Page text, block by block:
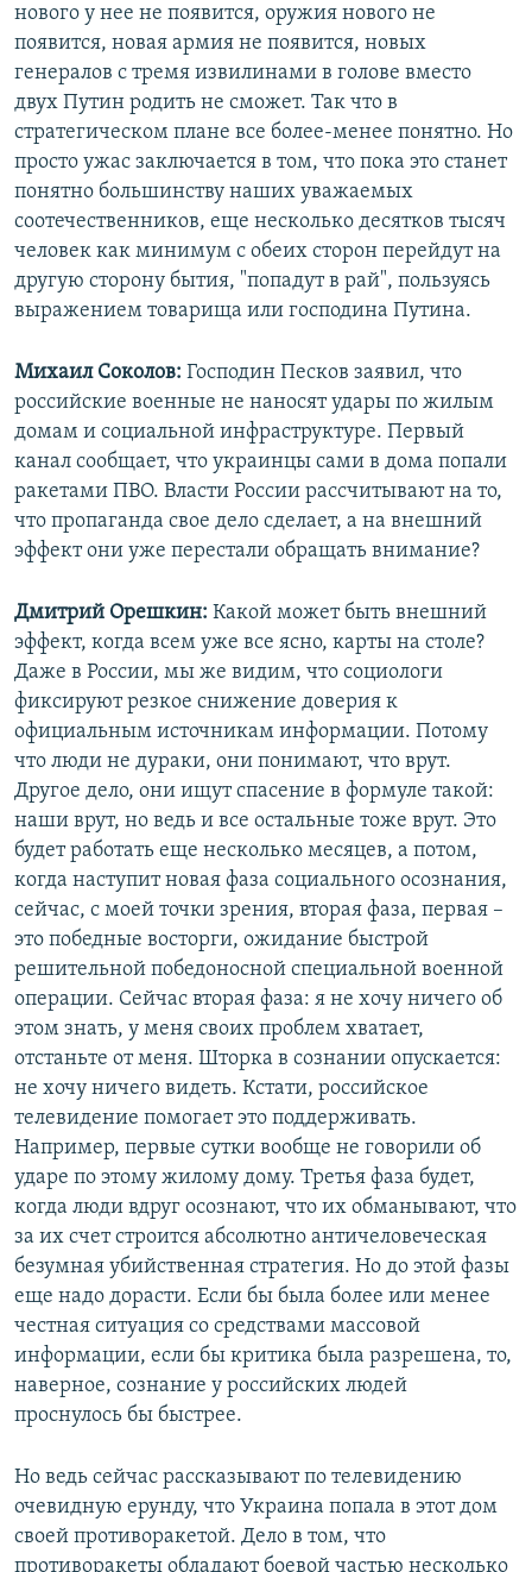
нового у нее не появится, оружия нового не
появится, новая армия не появится, новых
генералов с тремя извилинами в голове вместо
двух Путин родить не сможет. Так что в
стратегическом плане все более-менее понятно. Но
просто ужас заключается в том, что пока это станет
понятно большинству наших уважаемых
соотечественников, еще несколько десятков тысяч
человек как минимум с обеих сторон перейдут на
другую сторону бытия, "попадут в рай", пользуясь
выражением товарища или господина Путина.
Михаил Соколов: Господин Песков заявил, что
российские военные не наносят удары по жилым
домам и социальной инфраструктуре. Первый
канал сообщает, что украинцы сами в дома попали
ракетами ПВО. Власти России рассчитывают на то,
что пропаганда свое дело сделает, а на внешний
эффект они уже перестали обращать внимание?
Дмитрий Орешкин: Какой может быть внешний
эффект, когда всем уже все ясно, карты на столе?
Даже в России, мы же видим, что социологи
фиксируют резкое снижение доверия к
официальным источникам информации. Потому
что люди не дураки, они понимают, что врут.
Другое дело, они ищут спасение в формуле такой:
наши врут, но ведь и все остальные тоже врут. Это
будет работать еще несколько месяцев, а потом,
когда наступит новая фаза социального осознания,
сейчас, с моей точки зрения, вторая фаза, первая –
это победные восторги, ожидание быстрой
решительной победоносной специальной военной
операции. Сейчас вторая фаза: я не хочу ничего об
этом знать, у меня своих проблем хватает,
отстаньте от меня. Шторка в сознании опускается:
не хочу ничего видеть. Кстати, российское
телевидение помогает это поддерживать.
Например, первые сутки вообще не говорили об
ударе по этому жилому дому. Третья фаза будет,
когда люди вдруг осознают, что их обманывают, что
за их счет строится абсолютно античеловеческая
безумная убийственная стратегия. Но до этой фазы
еще надо дорасти. Если бы была более или менее
честная ситуация со средствами массовой
информации, если бы критика была разрешена, то,
наверное, сознание у российских людей
проснулось бы быстрее.
Но ведь сейчас рассказывают по телевидению
очевидную ерунду, что Украина попала в этот дом
своей противоракетой. Дело в том, что
противоракеты обладают боевой частью несколько